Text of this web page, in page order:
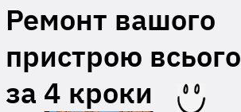
Ремонт вашого
пристрою всього
за 4 кроки